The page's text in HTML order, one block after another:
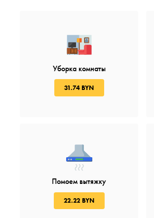
Уборка комнаты
31.74 BYN
Помоем вытяжку
22.22 BYN